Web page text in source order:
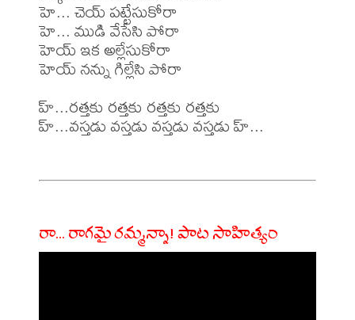
హె... చెయ్ పట్టేసుకోరా
హె... ముడి వేసేసి పోరా
హెయ్ ఇక అల్లేసుకోరా
హెయ్ నన్ను గిల్లేసి పోరా
హ్...రత్తకు రత్తకు రత్తకు రత్తకు
హ్...వస్తడు వస్తడు వస్తడు వస్తడు హ్...
రా... రాగమై రమ్మన్నా! పాట సాహిత్యం